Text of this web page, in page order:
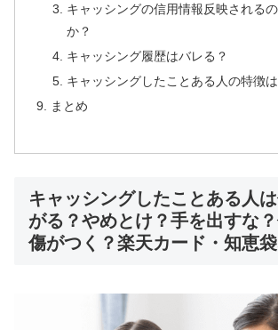
キャッシングの信用情報反映される
か？
キャッシング履歴はバレる？
キャッシングしたことある人の特徴は
まとめ
キャッシングしたことある人
がる？やめとけ？手を出すな
傷がつく？楽天カード・知恵